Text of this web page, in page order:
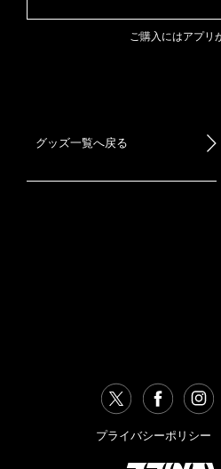
ご購入にはアプリ
グッズ一覧へ戻る
プライバシーポリシー